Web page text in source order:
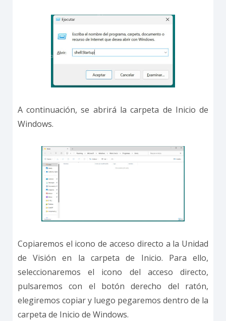
A continuación, se abrirá la carpeta de Inicio de
Windows.
Copiaremos el icono de acceso directo a la Unidad
de Visión en la carpeta de Inicio. Para ello,
seleccionaremos el icono del acceso directo,
pulsaremos con el botón derecho del ratón,
elegiremos copiar y luego pegaremos dentro de la
carpeta de Inicio de Windows.